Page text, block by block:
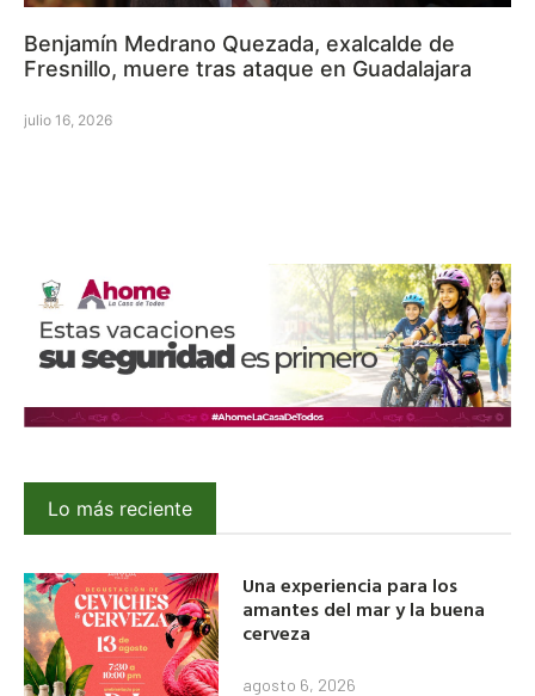
Benjamín Medrano Quezada, exalcalde de
Fresnillo, muere tras ataque en Guadalajara
julio 16, 2026
Lo más reciente
Una experiencia para los
amantes del mar y la buena
cerveza
agosto 6, 2026